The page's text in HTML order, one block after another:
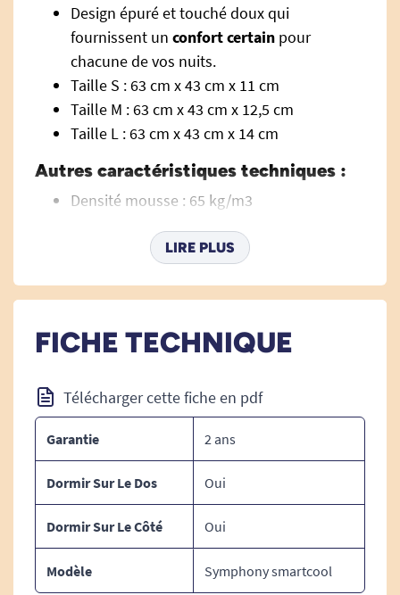
Design épuré et touché doux qui
fournissent un confort certain pour
chacune de vos nuits.
Taille S : 63 cm x 43 cm x 11 cm
Taille M : 63 cm x 43 cm x 12,5 cm
Taille L : 63 cm x 43 cm x 14 cm
Autres caractéristiques techniques :
Densité mousse : 65 kg/m3
LIRE PLUS
FICHE TECHNIQUE
Télécharger cette fiche en pdf
Garantie 2 ans
Dormir Sur Le Dos Oui
Dormir Sur Le Côté Oui
Modèle Symphony smartcool